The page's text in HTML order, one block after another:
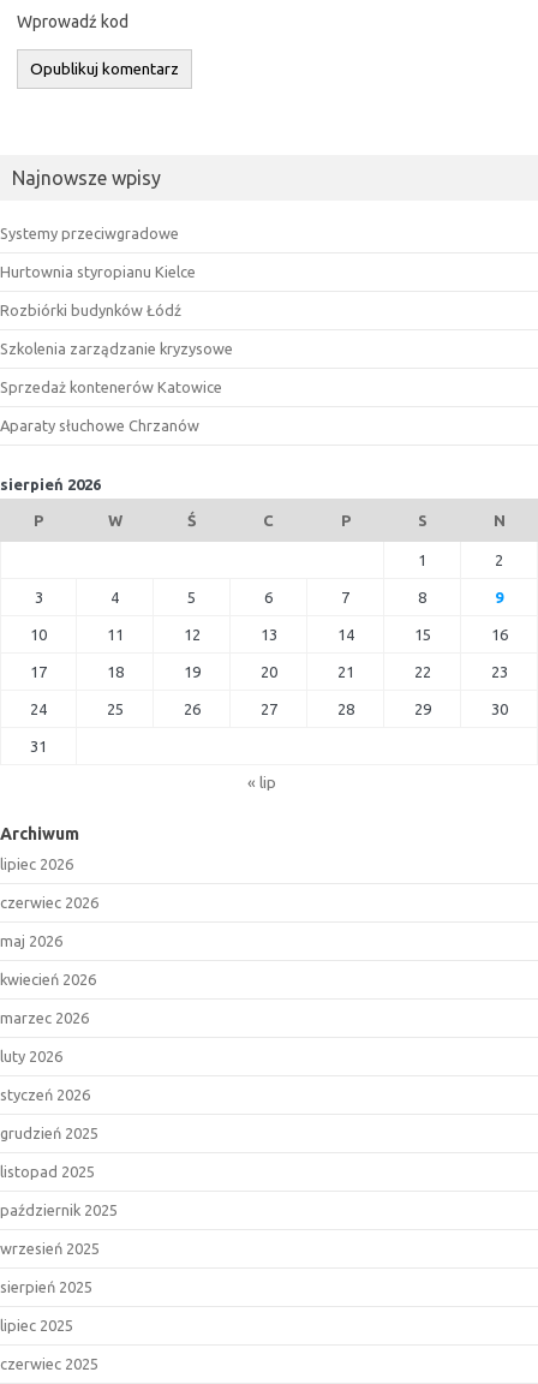
Wprowadź kod
Najnowsze wpisy
Systemy przeciwgradowe
Hurtownia styropianu Kielce
Rozbiórki budynków Łódź
Szkolenia zarządzanie kryzysowe
Sprzedaż kontenerów Katowice
Aparaty słuchowe Chrzanów
sierpień 2026
P W Ś C P S N
1 2
3 4 5 6 7 8 9
10 11 12 13 14 15 16
17 18 19 20 21 22 23
24 25 26 27 28 29 30
31
« lip
Archiwum
lipiec 2026
czerwiec 2026
maj 2026
kwiecień 2026
marzec 2026
luty 2026
styczeń 2026
grudzień 2025
listopad 2025
październik 2025
wrzesień 2025
sierpień 2025
lipiec 2025
czerwiec 2025